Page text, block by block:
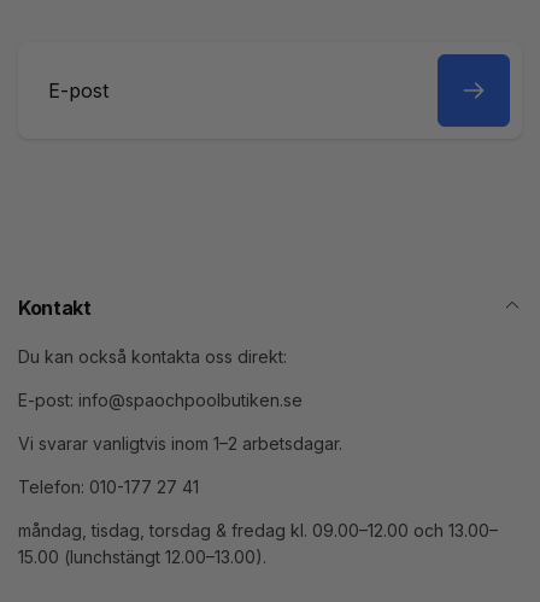
Kontakt
Du kan också kontakta oss direkt:
E-post: info@spaochpoolbutiken.se
Vi svarar vanligtvis inom 1–2 arbetsdagar.
Telefon: 010-177 27 41
måndag, tisdag, torsdag & fredag kl. 09.00–12.00 och 13.00–
15.00 (lunchstängt 12.00–13.00).